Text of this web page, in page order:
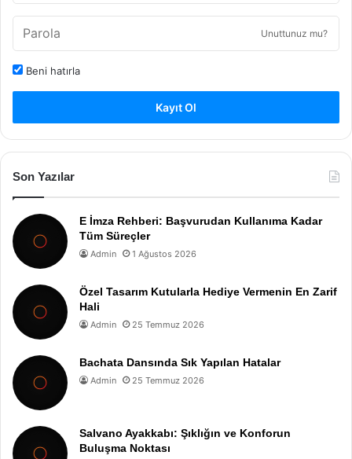
Unuttunuz mu?
Beni hatırla
Kayıt Ol
Son Yazılar
E İmza Rehberi: Başvurudan Kullanıma Kadar
Tüm Süreçler
Admin 1 Ağustos 2026
Özel Tasarım Kutularla Hediye Vermenin En Zarif
Hali
Admin 25 Temmuz 2026
Bachata Dansında Sık Yapılan Hatalar
Admin 25 Temmuz 2026
Salvano Ayakkabı: Şıklığın ve Konforun
Buluşma Noktası